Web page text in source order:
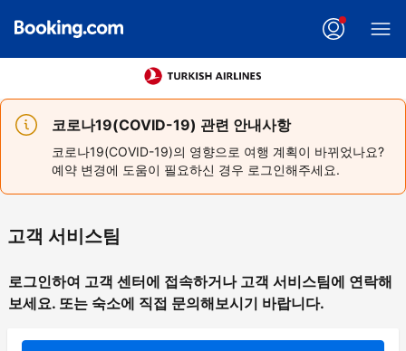
코로나19(COVID-19) 관련 안내사항
코로나19(COVID-19)의 영향으로 여행 계획이 바뀌었나요?
예약 변경에 도움이 필요하신 경우 로그인해주세요.
고객 서비스팀
로그인하여 고객 센터에 접속하거나 고객 서비스팀에 연락해
보세요. 또는 숙소에 직접 문의해보시기 바랍니다.